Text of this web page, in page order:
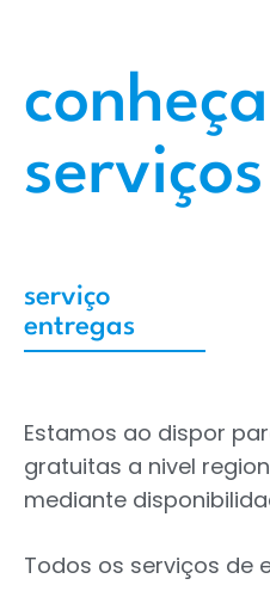
serviços
serviço
entregas
Estamos ao dispor
gratuitas a nivel
mediante
Todos os serviços de